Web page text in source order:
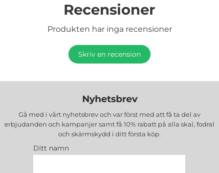
Recensioner
Produkten har inga recensioner
Skriv en recension
Nyhetsbrev
Gå med i vårt nyhetsbrev och var först med att få ta del av
erbjudanden och kampanjer samt få 10% rabatt på alla skal, fodral
och skärmskydd i ditt första köp.
Ditt namn